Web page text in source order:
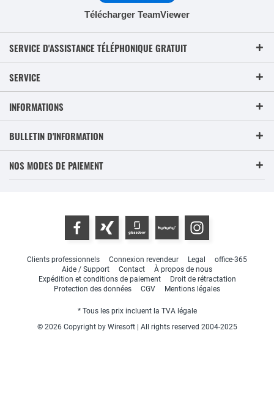
Télécharger TeamViewer
SERVICE D'ASSISTANCE TÉLÉPHONIQUE GRATUIT
SERVICE
INFORMATIONS
BULLETIN D'INFORMATION
NOS MODES DE PAIEMENT
Clients professionnels Connexion revendeur Legal
office-365
Aide / Support
Contact
À propos de nous
Expédition et conditions de paiement
Droit de rétractation
Protection des données
CGV Mentions légales
* Tous les prix incluent la TVA légale
© 2026 Copyright by Wiresoft | All rights reserved 2004-2025